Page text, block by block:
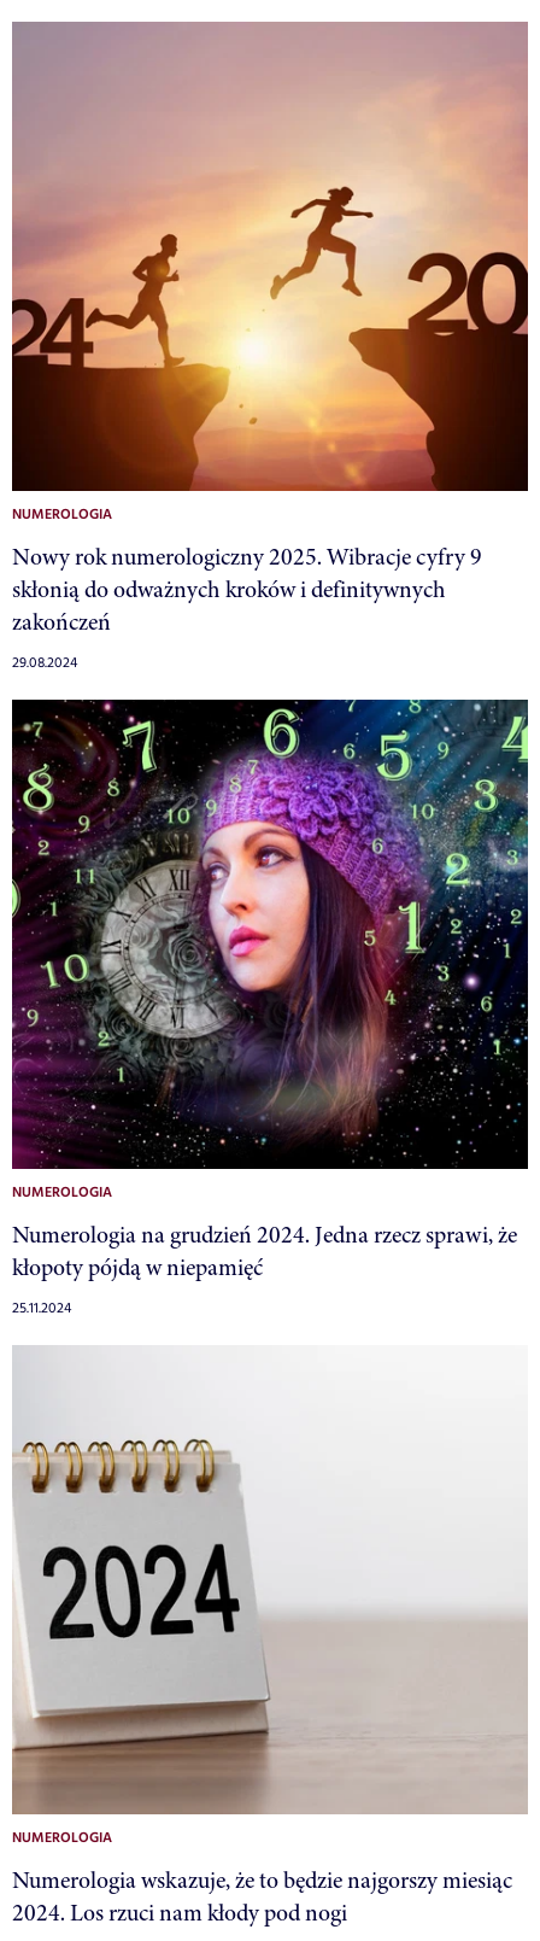
NUMEROLOGIA
Nowy rok numerologiczny 2025. Wibracje cyfry 9
skłonią do odważnych kroków i definitywnych
zakończeń
29.08.2024
NUMEROLOGIA
Numerologia na grudzień 2024. Jedna rzecz sprawi, że
kłopoty pójdą w niepamięć
25.11.2024
NUMEROLOGIA
Numerologia wskazuje, że to będzie najgorszy miesiąc
2024. Los rzuci nam kłody pod nogi